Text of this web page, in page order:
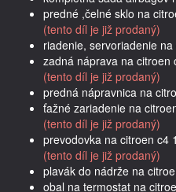
predné ,čelné sklo na
(tento díl je již prodaný)
riadenie, servoriadenie
zadná náprava na citroen
(tento díl je již prodaný)
predná nápravnica na
ťažné zariadenie na
(tento díl je již prodaný)
prevodovka na citroen c4
(tento díl je již prodaný)
plavák do nádrže na
obal na termostat na